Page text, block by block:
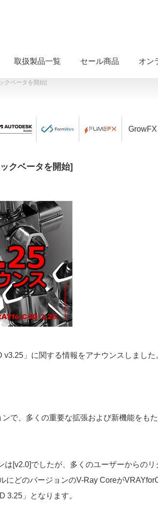
取扱製品一覧 セール商品 オン
クベータを開始]
GrowFX
クベータを開始]
」に関する情報をアナウンスしました
で、多くの重要な拡張および新機能をも
[v2.0]でしたが、多くのユーザーからの
どのバージョンのV-Ray Coreが
3.25」となります。